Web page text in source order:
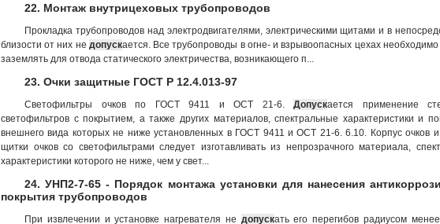
22. Монтаж внутрицеховых трубопроводов
Прокладка трубопроводов над электродвигателями, электрическими щитами и в
близости от них не допускается. Все трубопроводы в огне- и взрывоопасных цехах
заземлять для отвода статического электричества, возникающего п...
23. Очки защитные ГОСТ Р 12.4.013-97
Светофильтры очков по ГОСТ 9411 и ОСТ 21-6. Допускается применение
светофильтров с покрытием, а также других материалов, спектральные характеристики и
внешнего вида которых не ниже установленных в ГОСТ 9411 и ОСТ 21-6. 6.10. Корпус очков
щитки очков со светофильтрами следует изготавливать из непрозрачного материала,
характеристики которого не ниже, чем у свет...
24. УНП2-7-65 - Порядок монтажа установки для нанесения
покрытия трубопроводов
При извлечении и установке нагревателя не допускать его перегибов радиусом